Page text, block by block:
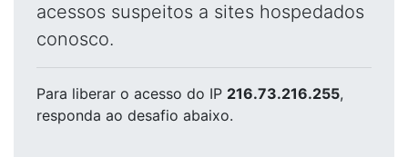
acessos suspeitos a sites hospedados
conosco.
Para liberar o acesso do IP 216.73.216.255,
responda ao desafio abaixo.